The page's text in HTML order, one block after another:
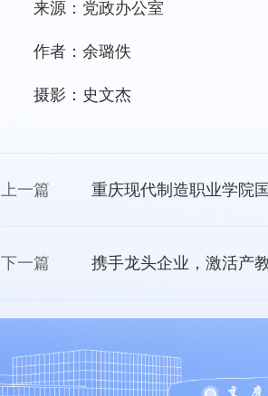
来源：党政办公室
作者：余璐佚
摄影：史文杰
上一篇 重庆现代制造职业学院
下一篇 携手龙头企业，激活产